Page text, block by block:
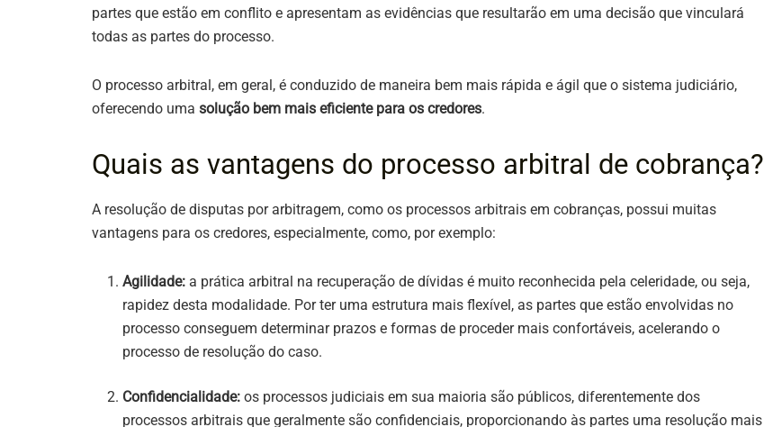
partes que estão em conflito e apresentam as evidências que resultarão em uma decisão que vinculará
todas as partes do processo.
O processo arbitral, em geral, é conduzido de maneira bem mais rápida e ágil que o sistema judiciário,
oferecendo uma solução bem mais eficiente para os credores.
Quais as vantagens do processo arbitral de cobrança?
A resolução de disputas por arbitragem, como os processos arbitrais em cobranças, possui muitas
vantagens para os credores, especialmente, como, por exemplo:
Agilidade: a prática arbitral na recuperação de dívidas é muito reconhecida pela celeridade, ou seja,
rapidez desta modalidade. Por ter uma estrutura mais flexível, as partes que estão envolvidas no
processo conseguem determinar prazos e formas de proceder mais confortáveis, acelerando o
processo de resolução do caso.
Confidencialidade: os processos judiciais em sua maioria são públicos, diferentemente dos
processos arbitrais que geralmente são confidenciais, proporcionando às partes uma resolução mais